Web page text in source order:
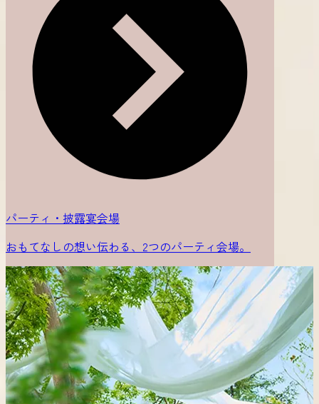
パーティ・披露宴会場
おもてなしの想い伝わる、2つのパーティ会場。